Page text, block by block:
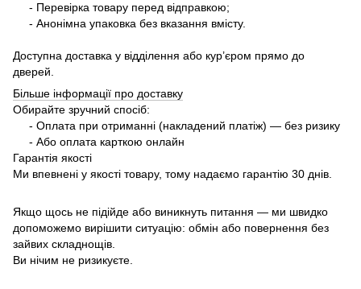
- Перевірка товару перед відправкою;
- Анонімна упаковка без вказання вмісту.
Доступна доставка у відділення або кур’єром прямо до
дверей.
Більше інформації про доставку
Обирайте зручний спосіб:
- Оплата при отриманні (накладений платіж) — без ризику
- Або оплата карткою онлайн
Гарантія якості
Ми впевнені у якості товару, тому надаємо гарантію 30 днів.
Якщо щось не підійде або виникнуть питання — ми швидко
допоможемо вирішити ситуацію: обмін або повернення без
зайвих складнощів.
Ви нічим не ризикуєте.